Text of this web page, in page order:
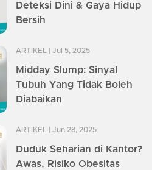
Deteksi Dini & Gaya Hidup
Bersih
ARTIKEL | Jul 5, 2025
Midday Slump: Sinyal
Tubuh Yang Tidak Boleh
Diabaikan
ARTIKEL | Jun 28, 2025
Duduk Seharian di Kantor?
Awas, Risiko Obesitas